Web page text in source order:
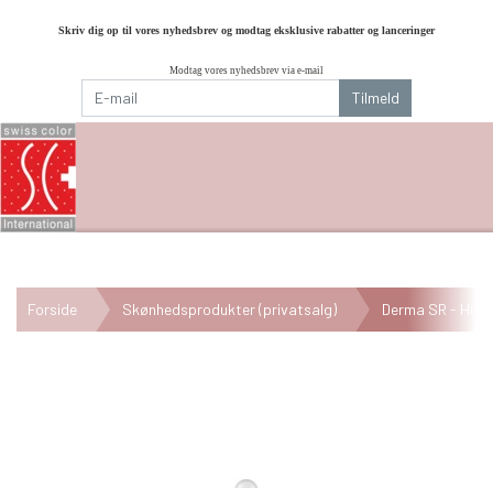
Skriv dig op til vores nyhedsbrev og modtag eksklusive rabatter og lanceringer
Modtag vores nyhedsbrev via e-mail
Tilmeld
Forside Skønhedsprodukter (privatsalg) Derma SR -